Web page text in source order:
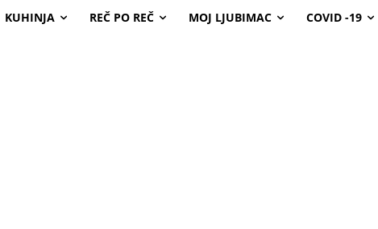
KUHINJA REČ PO REČ MOJ LJUBIMAC COVID -19